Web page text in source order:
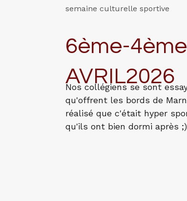
semaine culturelle sportive
6ème-
AVRIL2026
Nos collégiens se sont
qu'offrent les bords de
réalisé que c'était hyper
qu'ils ont bien dormi après ;)